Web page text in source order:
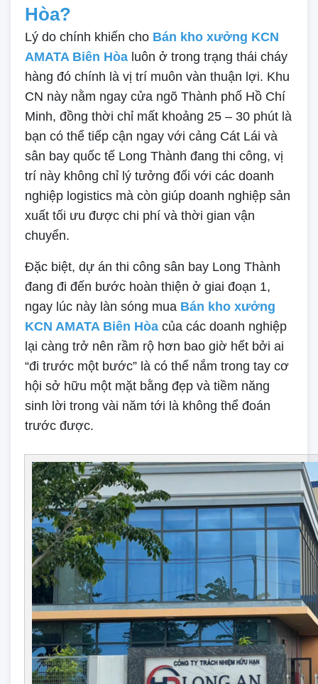
Hòa?
Lý do chính khiến cho Bán kho xưởng KCN
AMATA Biên Hòa luôn ở trong trạng thái cháy
hàng đó chính là vị trí muôn vàn thuận lợi. Khu
CN này nằm ngay cửa ngõ Thành phố Hồ Chí
Minh, đồng thời chỉ mất khoảng 25 – 30 phút là
bạn có thể tiếp cận ngay với cảng Cát Lái và
sân bay quốc tế Long Thành đang thi công, vị
trí này không chỉ lý tưởng đối với các doanh
nghiệp logistics mà còn giúp doanh nghiệp sản
xuất tối ưu được chi phí và thời gian vận
chuyển.
Đặc biệt, dự án thi công sân bay Long Thành
đang đi đến bước hoàn thiện ở giai đoạn 1,
ngay lúc này làn sóng mua Bán kho xưởng
KCN AMATA Biên Hòa của các doanh nghiệp
lại càng trở nên rầm rộ hơn bao giờ hết bởi ai
“đi trước một bước” là có thể nắm trong tay cơ
hội sở hữu một mặt bằng đẹp và tiềm năng
sinh lời trong vài năm tới là không thể đoán
trước được.